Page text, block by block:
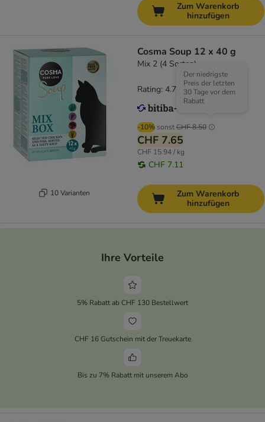
Zum Warenkorb
hinzufügen
10 Varianten
Cosma Soup 12 x 40 g
Mix 2 (4 Sorten)
-10% sonstCHF 8.50
Der niedrigste
Preis der letzten
30 Tage vor dem
Rabatt
CHF 7.65
CHF 15.94 / kg
CHF 7.11
Rating: 4.7/5 (127
Zum Warenkorb
hinzufügen
Ihre Vorteile
5% Rabatt ab CHF 130 Bestellwert
CHF 16 Gutschein mit der Treuekarte
Bis zu 7% Rabatt mit unserem Abo